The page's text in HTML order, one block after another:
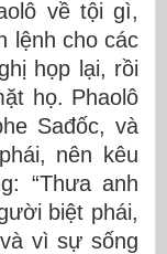
về tội gì,
lệnh cho các
họp lại, rồi
họ. Phaolô
Sađốc, và
nên kêu
“Thưa anh
biệt phái,
vì sự sống